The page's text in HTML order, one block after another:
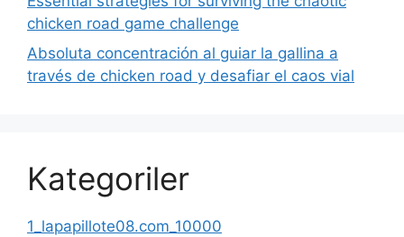
chicken road game challenge
Absoluta concentración al guiar la gallina a
través de chicken road y desafiar el caos vial
Kategoriler
1_lapapillote08.com_10000